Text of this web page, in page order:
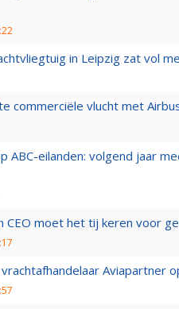
in Leipzig zat vol
commerciële vlucht met
ABC-eilanden: volgend jaar
CEO moet het tij keren voor
vrachtafhandelaar Aviapartner